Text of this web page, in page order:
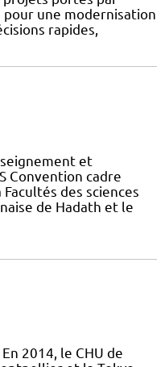
une modernisation
rapides,
et
Convention cadre
des sciences
de Hadath et le
En 2014, le CHU de